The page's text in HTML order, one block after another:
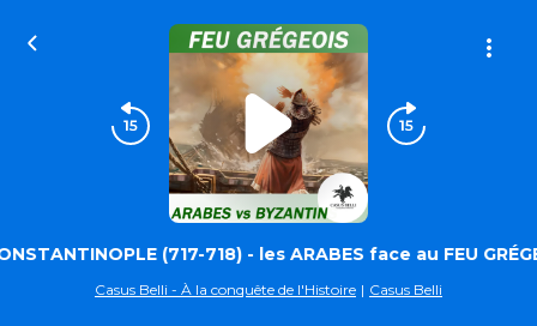
(717-718) - les ARABES face au FEU
Casus Belli - À la conquête de l'Histoire | Casus Belli